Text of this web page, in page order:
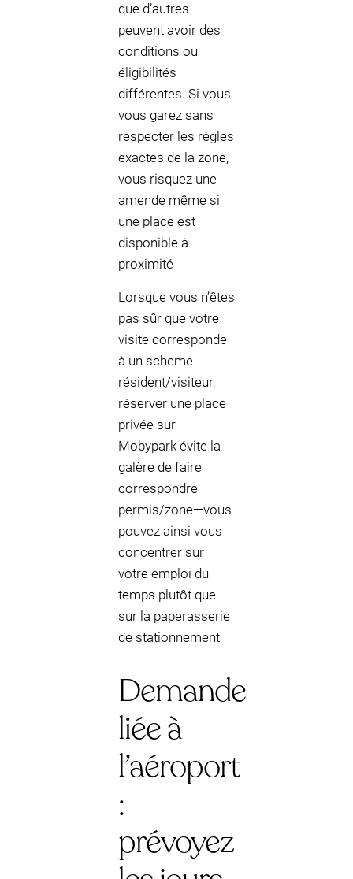
que d’autres
peuvent avoir des
conditions ou
éligibilités
différentes. Si vous
vous garez sans
respecter les règles
exactes de la zone,
vous risquez une
amende même si
une place est
disponible à
proximité
Lorsque vous n’êtes
pas sûr que votre
visite corresponde
à un scheme
résident/visiteur,
réserver une place
privée sur
Mobypark évite la
galère de faire
correspondre
permis/zone—vous
pouvez ainsi vous
concentrer sur
votre emploi du
temps plutôt que
sur la paperasserie
de stationnement
Demande
liée à
l’aéroport
:
prévoyez